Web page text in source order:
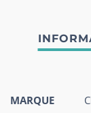
MARQUE